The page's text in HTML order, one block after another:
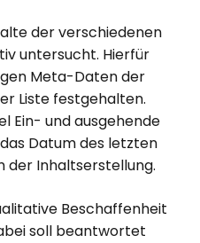
der verschiedenen
untersucht. Hierfür
Meta-Daten der
Liste festgehalten.
Ein- und ausgehende
Datum des letzten
der Inhaltserstellung.
Beschaffenheit
soll beantwortet